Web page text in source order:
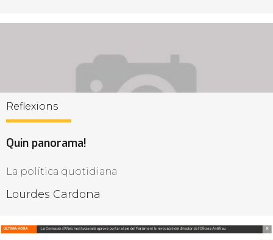
Reflexions
Quin panorama!
La política quotidiana
Lourdes Cardona